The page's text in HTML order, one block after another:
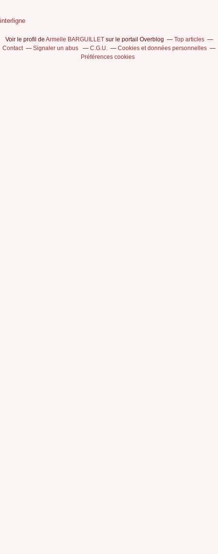
interligne
Voir le profil de Armelle BARGUILLETsur le portail Overblog
Top articles
Contact
Signaler un abus C.G.U.
Cookies et données personnelles
Préférences cookies